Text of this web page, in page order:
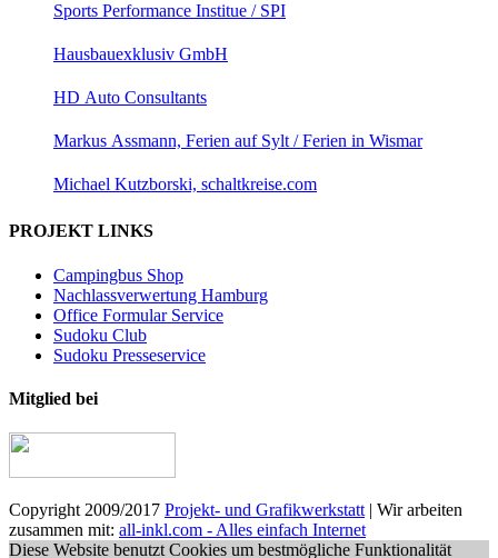
Sports Performance Institue / SPI
Hausbauexklusiv GmbH
HD Auto Consultants
Markus Assmann, Ferien auf Sylt / Ferien in Wismar
Michael Kutzborski, schaltkreise.com
PROJEKT LINKS
Campingbus Shop
Nachlassverwertung Hamburg
Office Formular Service
Sudoku Club
Sudoku Presseservice
Mitglied bei
Copyright 2009/2017 Projekt- und Grafikwerkstatt | Wir arbeiten
zusammen mit: all-inkl.com - Alles einfach Internet
Diese Website benutzt Cookies um bestmögliche Funktionalität